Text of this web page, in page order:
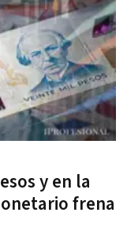
y en la
frena